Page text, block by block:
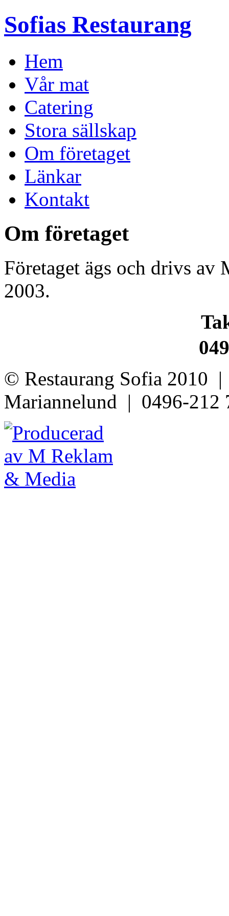
Sofias Restaurang
Hem
Vår mat
Catering
Stora sällskap
Om företaget
Länkar
Kontakt
Om företaget
Företaget ägs och drivs av
2003.
© Restaurang Sofia 2010
Mariannelund | 0496-212